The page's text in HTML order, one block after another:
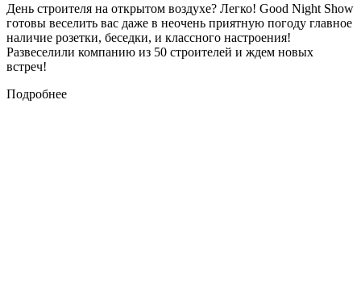
День строителя на открытом воздухе? Легко! Good Night Show
готовы веселить вас даже в неочень приятную погоду главное
наличие розетки, беседки, и классного настроения!
Развеселили компанию из 50 строителей и ждем новых
встреч!
Подробнее